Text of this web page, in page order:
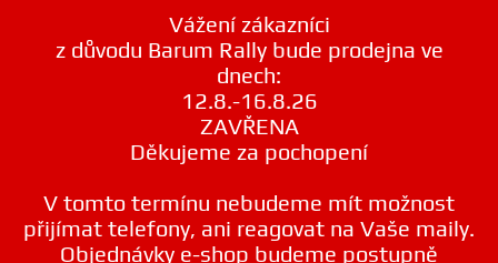
Vážení zákazníci
z důvodu Barum Rally bude prodejna ve
dnech:
12.8.-16.8.26
ZAVŘENA
Děkujeme za pochopení
V tomto termínu nebudeme mít možnost
přijímat telefony, ani reagovat na Vaše maily.
Objednávky e-shop budeme postupně